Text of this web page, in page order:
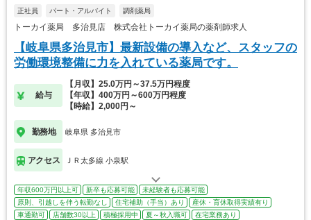
正社員 パート・アルバイト 調剤薬局
トーカイ薬局 多治見店 株式会社トーカイ薬局の薬剤師求人
【岐阜県多治見市】最新設備の導入など、スタッフの
労働環境整備に力を入れている薬局です。
給与
【月収】25.0万円～37.5万円程度
【年収】400万円～600万円程度
【時給】2,000円～
勤務地 岐阜県 多治見市
アクセス ＪＲ太多線 小泉駅
年収600万円以上可 新卒も応募可能
未経験者も応募可能
原則、引越しを伴う転勤なし
住宅補助（手当）あり
産休・育休取得実績有り
車通勤可
店舗数30以上 積極採用中 夏～秋入職可 在宅業務あり